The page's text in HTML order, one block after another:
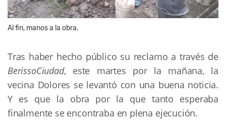
Al fin, manos a la obra.
Tras haber hecho público su reclamo a través de
BerissoCiudad, este martes por la mañana, la
vecina Dolores se levantó con una buena noticia.
Y es que la obra por la que tanto esperaba
finalmente se encontraba en plena ejecución.